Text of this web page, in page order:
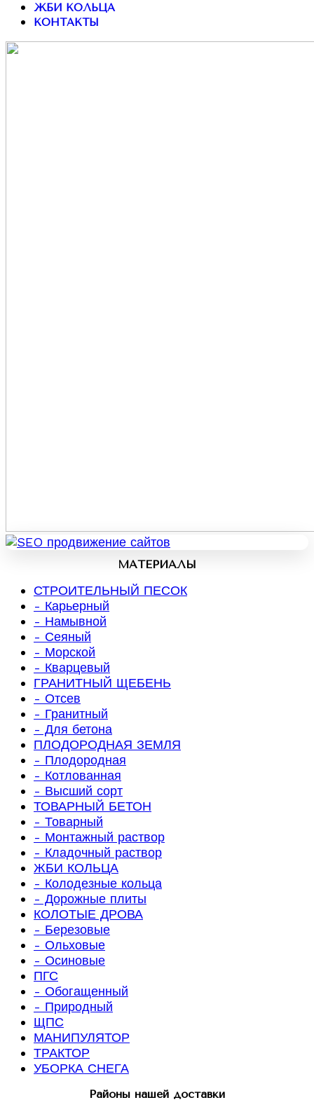
ЖБИ КОЛЬЦА
КОНТАКТЫ
МАТЕРИАЛЫ
СТРОИТЕЛЬНЫЙ ПЕСОК
- Карьерный
- Намывной
- Сеяный
- Морской
- Кварцевый
ГРАНИТНЫЙ ЩЕБЕНЬ
- Отсев
- Гранитный
- Для бетона
ПЛОДОРОДНАЯ ЗЕМЛЯ
- Плодородная
- Котлованная
- Высший сорт
ТОВАРНЫЙ БЕТОН
- Товарный
- Монтажный раствор
- Кладочный раствор
ЖБИ КОЛЬЦА
- Колодезные кольца
- Дорожные плиты
КОЛОТЫЕ ДРОВА
- Березовые
- Ольховые
- Осиновые
ПГС
- Обогащенный
- Природный
ЩПС
МАНИПУЛЯТОР
ТРАКТОР
УБОРКА СНЕГА
Районы нашей доставки